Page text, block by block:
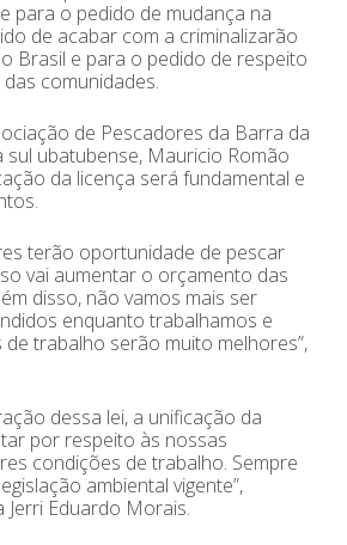
para o pedido de mudança na
de acabar com a criminalizarão
Brasil e para o pedido de respeito
comunidades.
de Pescadores da Barra da
sul ubatubense, Mauricio Romão
da licença será fundamental e
terão oportunidade de pescar
vai aumentar o orçamento das
disso, não vamos mais ser
enquanto trabalhamos e
trabalho serão muito melhores”,
dessa lei, a unificação da
por respeito às nossas
condições de trabalho. Sempre
ambiental vigente”,
Jerri Eduardo Morais.